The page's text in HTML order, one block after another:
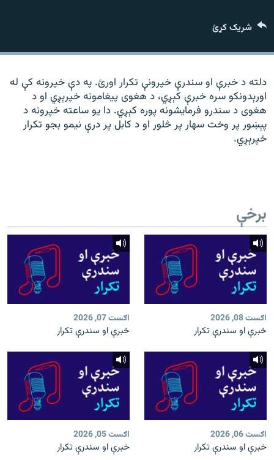
موږ وڅارئ
د ازادې اروپا راډیو ټولې ووبپاڼې
شریک کړئ
دلته د خبرې او سندرې خپرونې تکرار اورئ. په دې خپرونه کې له
اورېدونکو سره خبرې کېږي، د هغوی پیغامونه خپرېږي او د
هغوی د سندرو فرمایشونه پوره کېږي. دا یو ساعته خپرونه د
پېښور پر وخت سهار پر څلور او د کابل پر درې نیمو بجو تکرار
خپرېږي.
برخې
اګست 08, 2026
خبرې او سندرې تکرار
اګست 07, 2026
خبرې او سندرې تکرار
اګست 06, 2026
خبرې او سندرې تکرار
اګست 05, 2026
خبرې او سندرې تکرار